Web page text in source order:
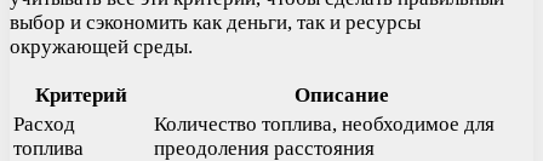
выбор и сэкономить как деньги, так и ресурсы
окружающей среды.
Критерий
Описание
Расход
топлива
Количество топлива, необходимое для
преодоления расстояния